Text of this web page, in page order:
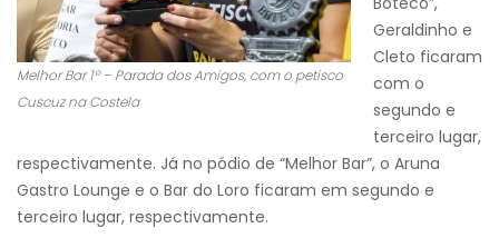
Melhor Bar 1º – Parada dos Amigos, com o petisco
Cuscuz na Costela
Geraldinho e
Cleto ficaram
com o
segundo e
terceiro lugar,
respectivamente. Já no pódio de “Melhor Bar”, o Aruna
Gastro Lounge e o Bar do Loro ficaram em segundo e
terceiro lugar, respectivamente.